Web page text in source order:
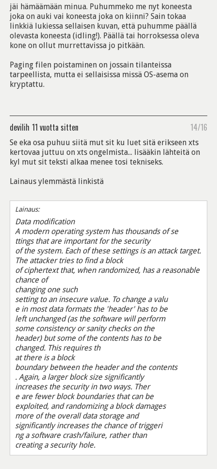
jäi hämäämään minua. Puhummeko me nyt koneesta
joka on auki vai koneesta joka on kiinni? Sain tokaa
linkkiä lukiessa sellaisen kuvan, että puhumme päällä
olevasta koneesta (idling!). Päällä tai horroksessa oleva
kone on ollut murrettavissa jo pitkään.
Paging filen poistaminen on jossain tilanteissa
tarpeellista, mutta ei sellaisissa missä OS-asema on
kryptattu.
devilih 11 vuotta sitten 14/16
Se eka osa puhuu siitä mut sit ku luet sitä erikseen xts
kertovaa juttuu on xts ongelmista... lisääkin lähteitä on
kyl mut sit teksti alkaa menee tosi tekniseks.
Lainaus ylemmästä linkistä
Lainaus:
Data modification
A modern operating system has thousands of se
ttings that are important for the security
of the system. Each of these settings is an attack target.
The attacker tries to find a block
of ciphertext that, when randomized, has a reasonable
chance of
changing one such
setting to an insecure value. To change a valu
e in most data formats the 'header' has to be
left unchanged (as the software will perform
some consistency or sanity checks on the
header) but some of the contents has to be
changed. This requires th
at there is a block
boundary between the header and the contents
. Again, a larger block size significantly
increases the security in two ways. Ther
e are fewer block boundaries that can be
exploited, and randomizing a block damages
more of the overall data storage and
significantly increases the chance of triggeri
ng a software crash/failure, rather than
creating a security hole.